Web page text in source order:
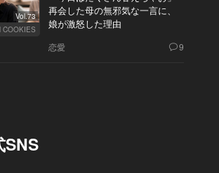
Vol.73
COOKIES
再会した母の無邪気な一言に、
娘が激怒した理由
恋愛 9
SNS